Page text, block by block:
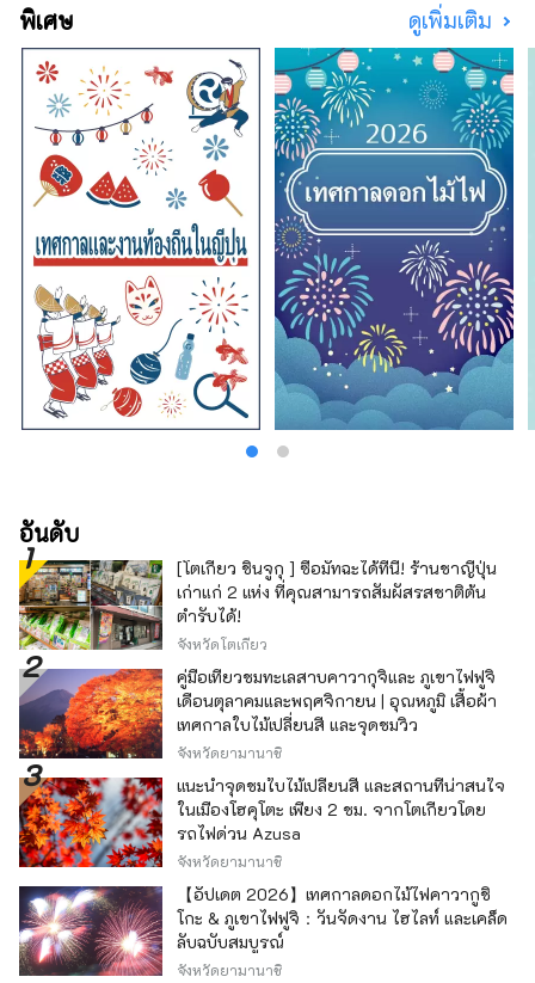
ซากิออนเซ็นก็ปรากฏอยู่ในวรรณกรรมมากมาย
โอบล้อมด้วยธรรมชาติ ให้คุณได้ผ่อนคลาย
ร่างกายและจิตใจ คุณสามารถพบกับเสียงที่น่า
จดจำ เช่น เสียงฟ้าร้องของน้ำวนนารูโตะบนเกาะ
อาวาจิ และเสียงแบบไดนามิกของเทศกาลดอกไม้
ไฟที่จัดขึ้นในสถานที่ต่างๆ ในฤดูร้อน ในสวน
สมุนไพรและสวนพฤกษศาสตร์ในจังหวัด คุณจะ
ได้รับการเยียวยาด้วยกลิ่นสมุนไพรและดอกไม้ที่
อ่อนโยนและน่ารื่นรมย์ตลอดสี่ฤดูกาล เพลิดเพลิน
ไปกับการเดินทางครั้งใหม่ในเฮียวโงะที่กระตุ้น
สัมผัสทั้งห้าของการมองเห็น การรับรส การสัมผัส
การได้ยิน และการดมกลิ่น
พิเศษ ดูเพิ่มเติม
อันดับ
[โตเกียว ชินจูกุ ] ซื้อมัทฉะได้ที่นี่! ร้านชาญี่ปุ่น
เก่าแก่ 2 แห่ง ที่คุณสามารถสัมผัสรสชาติต้น
ตำรับได้!
จังหวัดโตเกียว
คู่มือเที่ยวชมทะเลสาบคาวากุจิและ ภูเขาไฟฟูจิ
เดือนตุลาคมและพฤศจิกายน | อุณหภูมิ เสื้อผ้า
เทศกาลใบไม้เปลี่ยนสี และจุดชมวิว
จังหวัดยามานาชิ
แนะนำจุดชมใบไม้เปลี่ยนสี และสถานที่น่าสนใจ
ในเมืองโฮคุโตะ เพียง 2 ชม. จากโตเกียวโดย
รถไฟด่วน Azusa
จังหวัดยามานาชิ
【อัปเดต 2026】เทศกาลดอกไม้ไฟคาวากูชิ
โกะ & ภูเขาไฟฟูจิ：วันจัดงาน ไฮไลท์ และเคล็ด
ลับฉบับสมบูรณ์
จังหวัดยามานาชิ